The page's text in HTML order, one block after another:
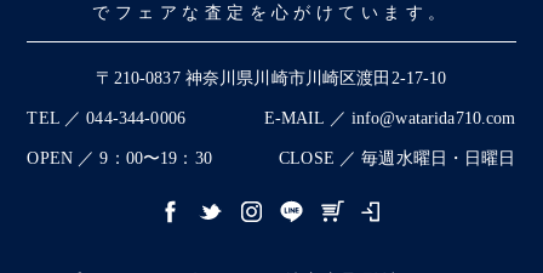
でフェアな査定を心がけています。
〒210-0837 神奈川県川崎市川崎区渡田2-17-10
TEL ／ 044-344-0006 E-MAIL ／ info@watarida710.com
OPEN ／ 9：00〜19：30 CLOSE ／ 毎週水曜日・日曜日